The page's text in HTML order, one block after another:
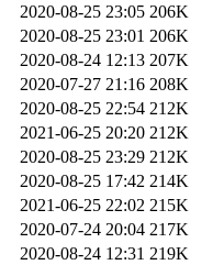
2020-08-25 23:05 206K
2020-08-25 23:01 206K
2020-08-24 12:13 207K
2020-07-27 21:16 208K
2020-08-25 22:54 212K
2021-06-25 20:20 212K
2020-08-25 23:29 212K
2020-08-25 17:42 214K
2021-06-25 22:02 215K
2020-07-24 20:04 217K
2020-08-24 12:31 219K